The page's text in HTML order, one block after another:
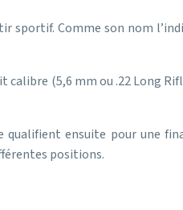
sportif. Comme son nom
(5,6 mm ou .22 Long
ensuite pour une
positions.